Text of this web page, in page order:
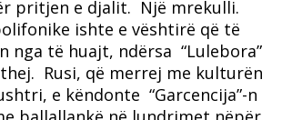
pritjen e djalit. Një mrekulli.
ishte e vështirë që të
nga të huajt, ndërsa “Lulebora”
Rusi, që merrej me kulturën
e këndonte “Garcencija”-n